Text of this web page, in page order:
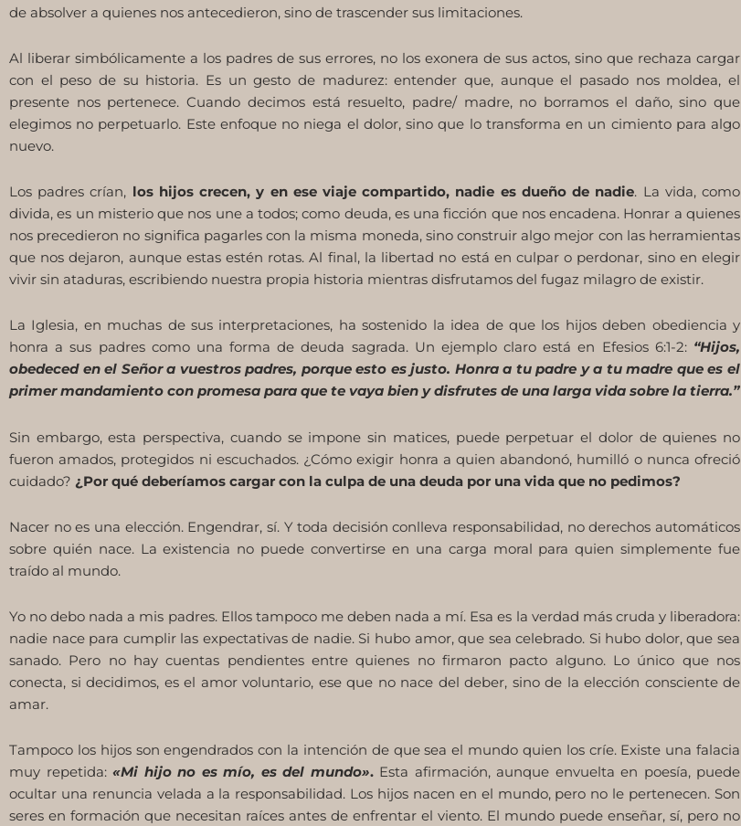
de absolver a quienes nos antecedieron, sino de trascender sus limitaciones.
Al liberar simbólicamente a los padres de sus errores, no los exonera de sus actos, sino que rechaza cargar
con el peso de su historia. Es un gesto de madurez: entender que, aunque el pasado nos moldea, el
presente nos pertenece. Cuando decimos está resuelto, padre/ madre, no borramos el daño, sino que
elegimos no perpetuarlo. Este enfoque no niega el dolor, sino que lo transforma en un cimiento para algo
nuevo.
Los padres crían, los hijos crecen, y en ese viaje compartido, nadie es dueño de nadie. La vida, como
divida, es un misterio que nos une a todos; como deuda, es una ficción que nos encadena. Honrar a quienes
nos precedieron no significa pagarles con la misma moneda, sino construir algo mejor con las herramientas
que nos dejaron, aunque estas estén rotas. Al final, la libertad no está en culpar o perdonar, sino en elegir
vivir sin ataduras, escribiendo nuestra propia historia mientras disfrutamos del fugaz milagro de existir.
La Iglesia, en muchas de sus interpretaciones, ha sostenido la idea de que los hijos deben obediencia y
honra a sus padres como una forma de deuda sagrada. Un ejemplo claro está en Efesios 6:1-2: “Hijos,
obedeced en el Señor a vuestros padres, porque esto es justo. Honra a tu padre y a tu madre que es el
primer mandamiento con promesa para que te vaya bien y disfrutes de una larga vida sobre la tierra.”
Sin embargo, esta perspectiva, cuando se impone sin matices, puede perpetuar el dolor de quienes no
fueron amados, protegidos ni escuchados. ¿Cómo exigir honra a quien abandonó, humilló o nunca ofreció
cuidado? ¿Por qué deberíamos cargar con la culpa de una deuda por una vida que no pedimos?
Nacer no es una elección. Engendrar, sí. Y toda decisión conlleva responsabilidad, no derechos automáticos
sobre quién nace. La existencia no puede convertirse en una carga moral para quien simplemente fue
traído al mundo.
Yo no debo nada a mis padres. Ellos tampoco me deben nada a mí. Esa es la verdad más cruda y liberadora:
nadie nace para cumplir las expectativas de nadie. Si hubo amor, que sea celebrado. Si hubo dolor, que sea
sanado. Pero no hay cuentas pendientes entre quienes no firmaron pacto alguno. Lo único que nos
conecta, si decidimos, es el amor voluntario, ese que no nace del deber, sino de la elección consciente de
amar.
Tampoco los hijos son engendrados con la intención de que sea el mundo quien los críe. Existe una falacia
muy repetida: «Mi hijo no es mío, es del mundo». Esta afirmación, aunque envuelta en poesía, puede
ocultar una renuncia velada a la responsabilidad. Los hijos nacen en el mundo, pero no le pertenecen. Son
seres en formación que necesitan raíces antes de enfrentar el viento. El mundo puede enseñar, sí, pero no